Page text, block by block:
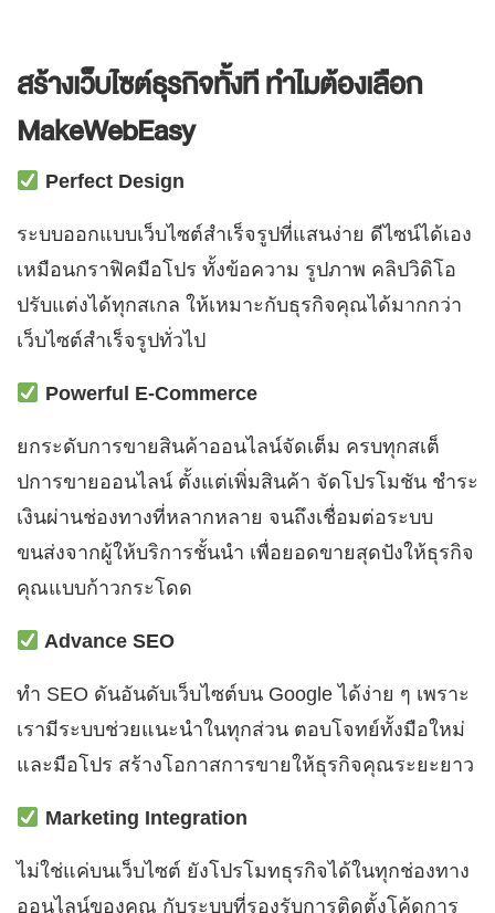
สร้างเว็บไซต์ธุรกิจทั้งที ทำไมต้องเลือก
MakeWebEasy
Perfect Design
ระบบออกแบบเว็บไซต์สำเร็จรูปที่แสนง่าย ดีไซน์ได้เอง
เหมือนกราฟิคมือโปร ทั้งข้อความ รูปภาพ คลิปวิดิโอ
ปรับแต่งได้ทุกสเกล ให้เหมาะกับธุรกิจคุณได้มากกว่า
เว็บไซต์สำเร็จรูปทั่วไป
Powerful E-Commerce
ยกระดับการขายสินค้าออนไลน์จัดเต็ม ครบทุกสเต็
ปการขายออนไลน์ ตั้งแต่เพิ่มสินค้า จัดโปรโมชัน ชำระ
เงินผ่านช่องทางที่หลากหลาย จนถึงเชื่อมต่อระบบ
ขนส่งจากผู้ให้บริการชั้นนำ เพื่อยอดขายสุดปังให้ธุรกิจ
คุณแบบก้าวกระโดด
Advance SEO
ทำ SEO ดันอันดับเว็บไซต์บน Google ได้ง่าย ๆ เพราะ
เรามีระบบช่วยแนะนำในทุกส่วน ตอบโจทย์ทั้งมือใหม่
และมือโปร สร้างโอกาสการขายให้ธุรกิจคุณระยะยาว
Marketing Integration
ไม่ใช่แค่บนเว็บไซต์ ยังโปรโมทธุรกิจได้ในทุกช่องทาง
ออนไลน์ของคุณ กับระบบที่รองรับการติดตั้งโค้ดการ